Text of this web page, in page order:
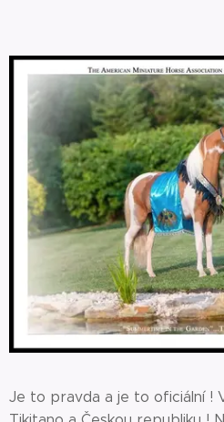
Je to pravda a je to oficiální !